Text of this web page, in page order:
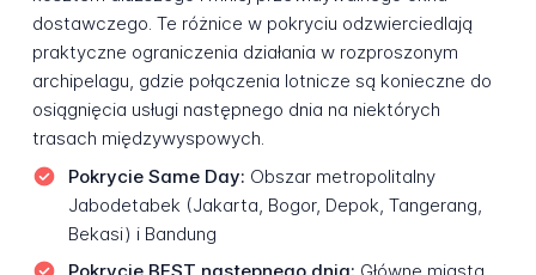
dostawczego. Te różnice w pokryciu odzwierciedlają
praktyczne ograniczenia działania w rozproszonym
archipelagu, gdzie połączenia lotnicze są konieczne do
osiągnięcia usługi następnego dnia na niektórych
trasach międzywyspowych.
Pokrycie Same Day: Obszar metropolitalny
Jabodetabek (Jakarta, Bogor, Depok, Tangerang,
Bekasi) i Bandung